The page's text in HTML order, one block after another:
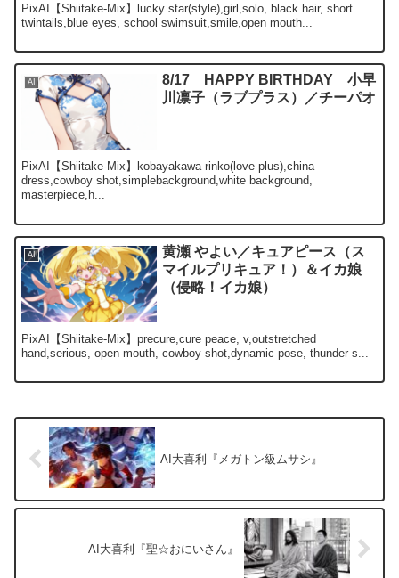
PixAI【Shiitake-Mix】lucky star(style),girl,solo, black hair, short
twintails,blue eyes, school swimsuit,smile,open mouth...
AI
8/17 HAPPY BIRTHDAY 小早
川凛子（ラブプラス）／チーパオ
PixAI【Shiitake-Mix】kobayakawa rinko(love plus),china
dress,cowboy shot,simplebackground,white background,
masterpiece,h...
AI
黄瀬 やよい／キュアピース（ス
マイルプリキュア！）＆イカ娘
（侵略！イカ娘）
PixAI【Shiitake-Mix】precure,cure peace, v,outstretched
hand,serious, open mouth, cowboy shot,dynamic pose, thunder s...
AI大喜利『メガトン級ムサシ』
AI大喜利『聖☆おにいさん』